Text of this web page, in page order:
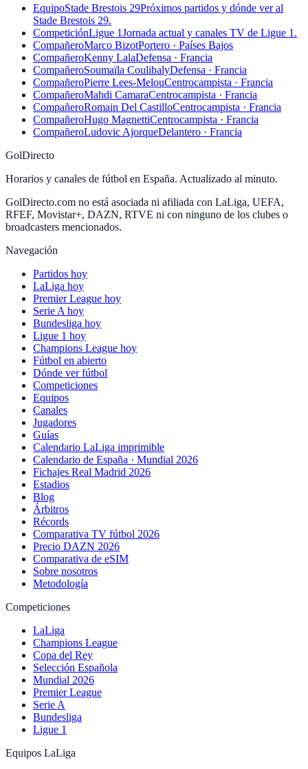
EquipoStade Brestois 29Próximos partidos y dónde ver al
Stade Brestois 29.
CompeticiónLigue 1Jornada actual y canales TV de Ligue 1.
CompañeroMarco BizotPortero · Países Bajos
CompañeroKenny LalaDefensa · Francia
CompañeroSoumaïla CoulibalyDefensa · Francia
CompañeroPierre Lees-MelouCentrocampista · Francia
CompañeroMahdi CamaraCentrocampista · Francia
CompañeroRomain Del CastilloCentrocampista · Francia
CompañeroHugo MagnettiCentrocampista · Francia
CompañeroLudovic AjorqueDelantero · Francia
GolDirecto
Horarios y canales de fútbol en España. Actualizado al minuto.
GolDirecto.com no está asociada ni afiliada con LaLiga, UEFA,
RFEF, Movistar+, DAZN, RTVE ni con ninguno de los clubes o
broadcasters mencionados.
Navegación
Partidos hoy
LaLiga hoy
Premier League hoy
Serie A hoy
Bundesliga hoy
Ligue 1 hoy
Champions League hoy
Fútbol en abierto
Dónde ver fútbol
Competiciones
Equipos
Canales
Jugadores
Guías
Calendario LaLiga imprimible
Calendario de España · Mundial 2026
Fichajes Real Madrid 2026
Estadios
Blog
Árbitros
Récords
Comparativa TV fútbol 2026
Precio DAZN 2026
Comparativa de eSIM
Sobre nosotros
Metodología
Competiciones
LaLiga
Champions League
Copa del Rey
Selección Española
Mundial 2026
Premier League
Serie A
Bundesliga
Ligue 1
Equipos LaLiga